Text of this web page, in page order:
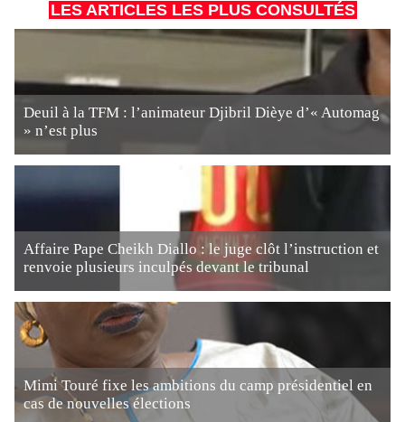
LES ARTICLES LES PLUS CONSULTÉS
Deuil à la TFM : l’animateur Djibril Dièye d’« Automag
» n’est plus
Affaire Pape Cheikh Diallo : le juge clôt l’instruction et
renvoie plusieurs inculpés devant le tribunal
Mimi Touré fixe les ambitions du camp présidentiel en
cas de nouvelles élections